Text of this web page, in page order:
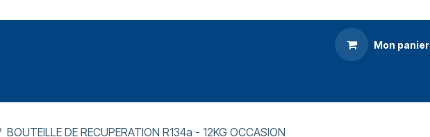
Mon panier
BOUTEILLE DE RECUPERATION R134a - 12KG OCCASION